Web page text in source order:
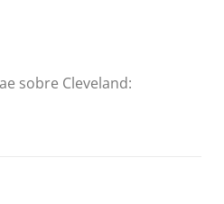
sobre Cleveland: